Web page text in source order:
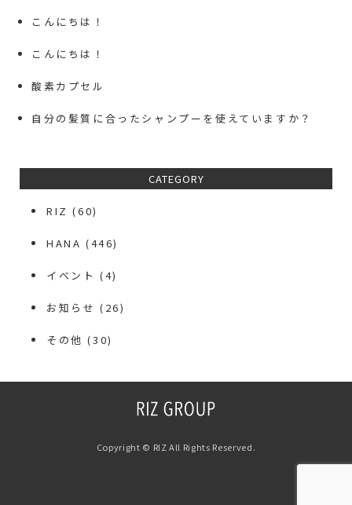
こんにちは！
こんにちは！
酸素カプセル
自分の髪質に合ったシャンプーを使えていますか？
CATEGORY
RIZ (60)
HANA (446)
イベント (4)
お知らせ (26)
その他 (30)
Copyright © RIZ All Rights Reserved.